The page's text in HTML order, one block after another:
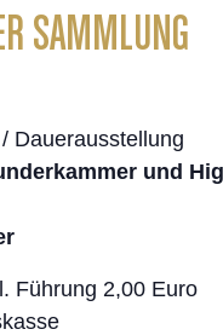
SAMMLUNG
Dauerausstellung
und
Führung 2,00 Euro